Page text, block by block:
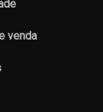
venda